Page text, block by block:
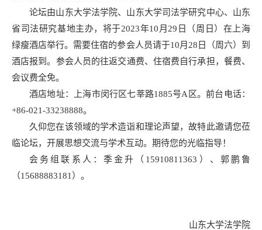
论坛由山东大学法学院、山东大学司法学研究中心、山东
省司法研究基地主办，将于2023年10月29日（周日）在上海
绿瘦酒店举行。需要住宿的参会人员请于10月28日（周六）到
酒店报到。参会人员的往返交通费、住宿费自行承担，餐费、
会议费全免。
酒店地址：上海市闵行区七莘路1885号A区。前台电话：
+86-021-33238888。
久仰您在该领域的学术造诣和理论声望，故特此邀请您莅
临论坛，开展思想交流与学术互动。期待您的光临指导！
会务组联系人：季金升（15910811363）、郭鹏鲁
（15688883181）。
山东大学法学院